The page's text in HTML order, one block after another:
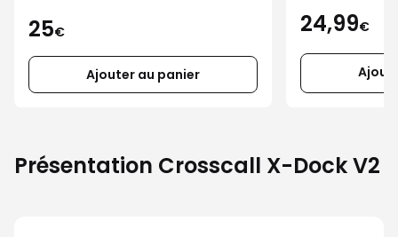
25€
Ajouter au panier
24,99€
Présentation Crosscall X-Dock V2